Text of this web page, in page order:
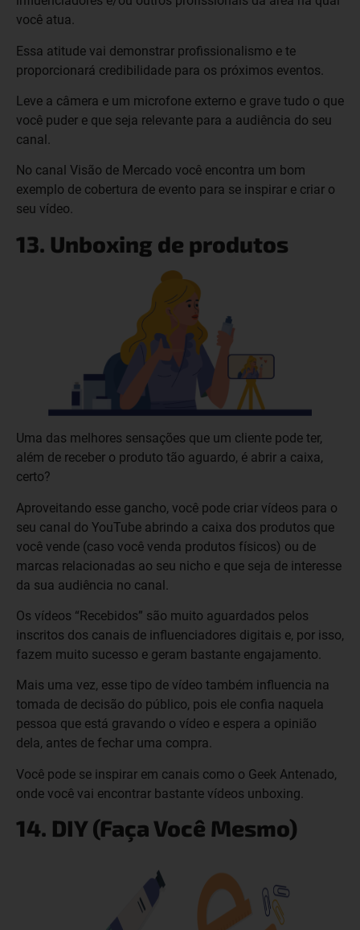
você atua.
Essa atitude vai demonstrar profissionalismo e te
proporcionará credibilidade para os próximos eventos.
Leve a câmera e um microfone externo e grave tudo o que
você puder e que seja relevante para a audiência do seu
canal.
No canal Visão de Mercado você encontra um bom
exemplo de cobertura de evento para se inspirar e criar o
seu vídeo.
13. Unboxing de produtos
Uma das melhores sensações que um cliente pode ter,
além de receber o produto tão aguardo, é abrir a caixa,
certo?
Aproveitando esse gancho, você pode criar vídeos para o
seu canal do YouTube abrindo a caixa dos produtos que
você vende (caso você venda produtos físicos) ou de
marcas relacionadas ao seu nicho e que seja de interesse
da sua audiência no canal.
Os vídeos “Recebidos” são muito aguardados pelos
inscritos dos canais de influenciadores digitais e, por isso,
fazem muito sucesso e geram bastante engajamento.
Mais uma vez, esse tipo de vídeo também influencia na
tomada de decisão do público, pois ele confia naquela
pessoa que está gravando o vídeo e espera a opinião
dela, antes de fechar uma compra.
Você pode se inspirar em canais como o Geek Antenado,
onde você vai encontrar bastante vídeos unboxing.
14. DIY (Faça Você Mesmo)